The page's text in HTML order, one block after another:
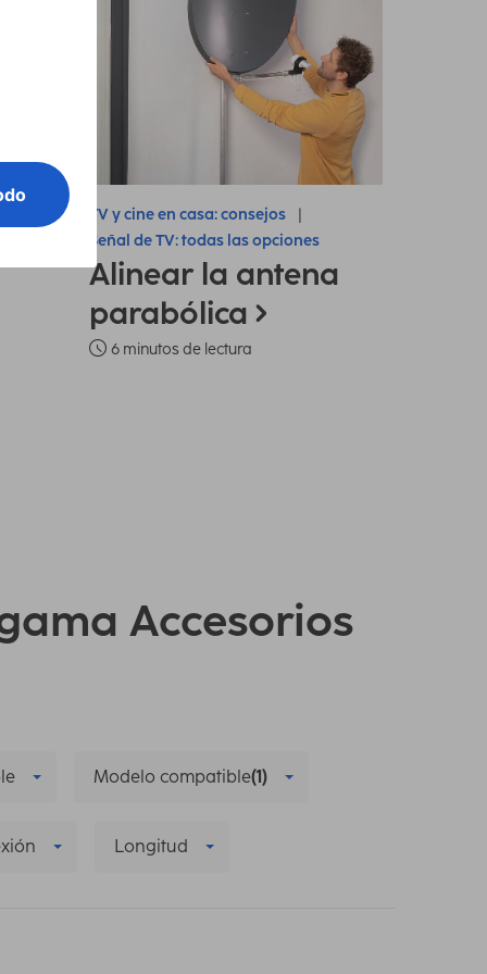
TV y cine en casa: consejos
Señal de TV: todas las opciones
Alinear la antena
parabólica
6 minutos de lectura
Accesorios
Modelo compatible(1)
Longitud